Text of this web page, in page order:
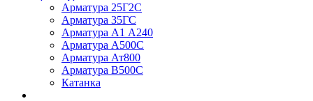
Арматура 25Г2С
Арматура 35ГС
Арматура А1 А240
Арматура А500С
Арматура Ат800
Арматура В500С
Катанка